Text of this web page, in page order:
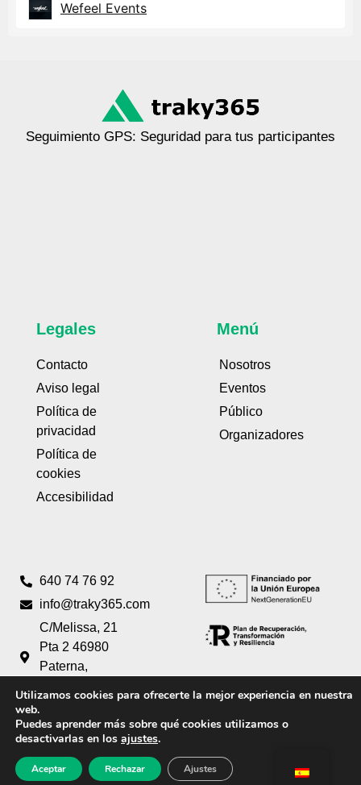
Wefeel Events
Seguimiento GPS: Seguridad para tus participantes
Legales
Contacto
Aviso legal
Política de
privacidad
Política de
cookies
Accesibilidad
Menú
Nosotros
Eventos
Público
Organizadores
640 74 76 92
info@traky365.com
C/Melissa, 21
Pta 2 46980
Paterna,
Creado porTandem Marketing Digital
Utilizamos cookies para ofrecerte la mejor experiencia en nuestra
web.
Puedes aprender más sobre qué cookies utilizamos o
desactivarlas en los ajustes.
Aceptar Rechazar Ajustes